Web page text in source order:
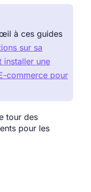
à ces guides
sur sa
installer une
commerce pour
tour des
pour les